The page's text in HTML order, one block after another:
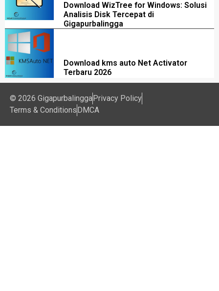
Download WizTree for Windows: Solusi
Analisis Disk Tercepat di
Gigapurbalingga
Download kms auto Net Activator
Terbaru 2026
© 2026 Gigapurbalingga Privacy Policy
Terms & Conditions DMCA